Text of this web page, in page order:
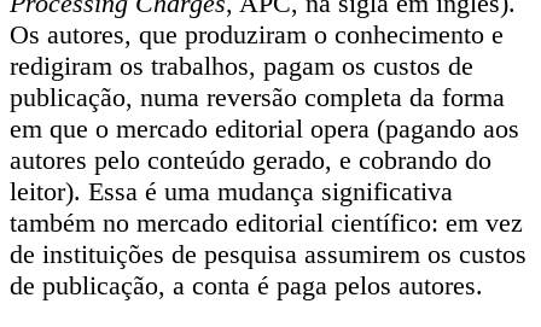
Os autores, que produziram o conhecimento e
redigiram os trabalhos, pagam os custos de
publicação, numa reversão completa da forma
em que o mercado editorial opera (pagando aos
autores pelo conteúdo gerado, e cobrando do
leitor). Essa é uma mudança significativa
também no mercado editorial científico: em vez
de instituições de pesquisa assumirem os custos
de publicação, a conta é paga pelos autores.